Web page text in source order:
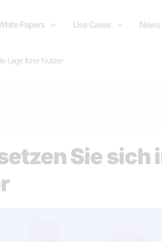
Papers Use Cases News
Lage Ihrer Nutzer
Sie sich